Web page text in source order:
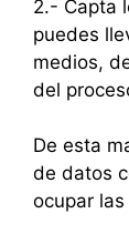
2.- Capta
puedes
medios,
del
De esta
de datos
ocupar